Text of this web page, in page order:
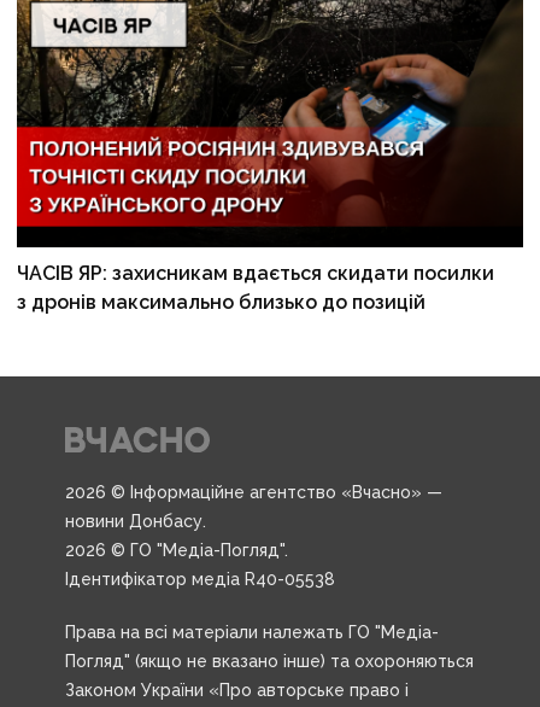
ЧАСІВ ЯР: захисникам вдається скидати посилки
з дронів максимально близько до позицій
2026 © Інформаційне агентство «Вчасно» —
новини Донбасу.
2026 © ГО "Медіа-Погляд".
Ідентифікатор медіа R40-05538
Права на всі матеріали належать ГО "Медіа-
Погляд" (якщо не вказано інше) та охороняються
Законом України «Про авторське право і